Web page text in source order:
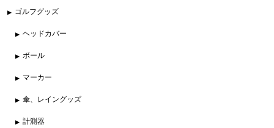
ゴルフグッズ
ヘッドカバー
ボール
マーカー
傘、レイングッズ
計測器